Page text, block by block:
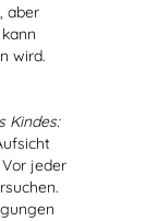
aber
wird.
Kindes:
jeder